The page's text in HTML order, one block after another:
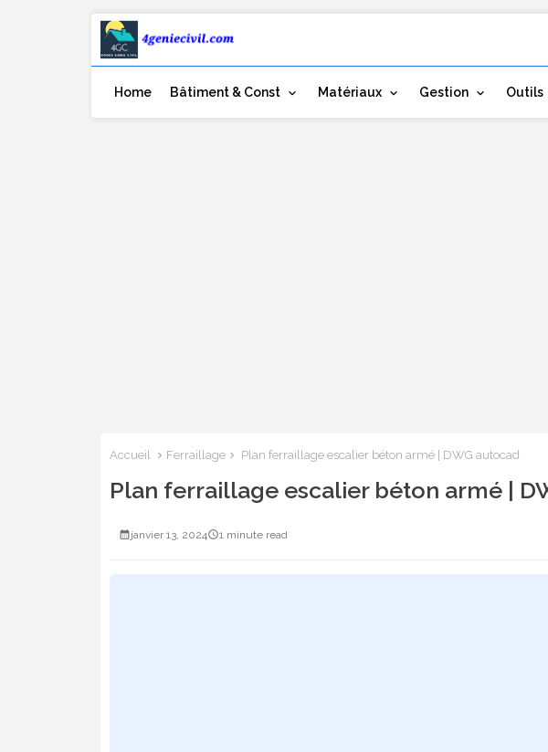
Home Bâtiment & Const Matériaux Gestion Outils
Accueil Ferraillage Plan ferraillage escalier béton armé | DWG autocad
Plan ferraillage escalier béton armé |
janvier 13, 2024 1 minute read